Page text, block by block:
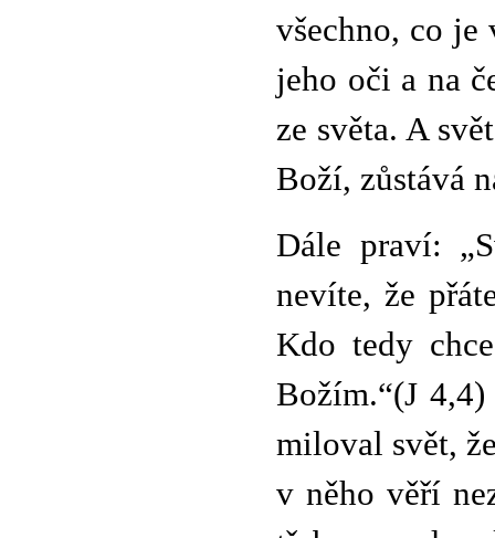
všechno, co je
jeho oči a na
ze světa. A
Boží, zůstává
Dále praví:
nevíte, že
Kdo tedy
Božím.“(J
miloval svět,
v něho věří